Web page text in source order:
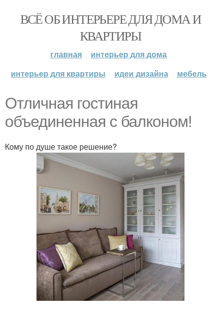
ВСЁ ОБ ИНТЕРЬЕРЕ ДЛЯ ДОМА И
КВАРТИРЫ
главная
интерьер для дома
интерьер для квартиры
идеи дизайна мебель
Отличная гостиная
объединенная с балконом!
Кому по душе такое решение?